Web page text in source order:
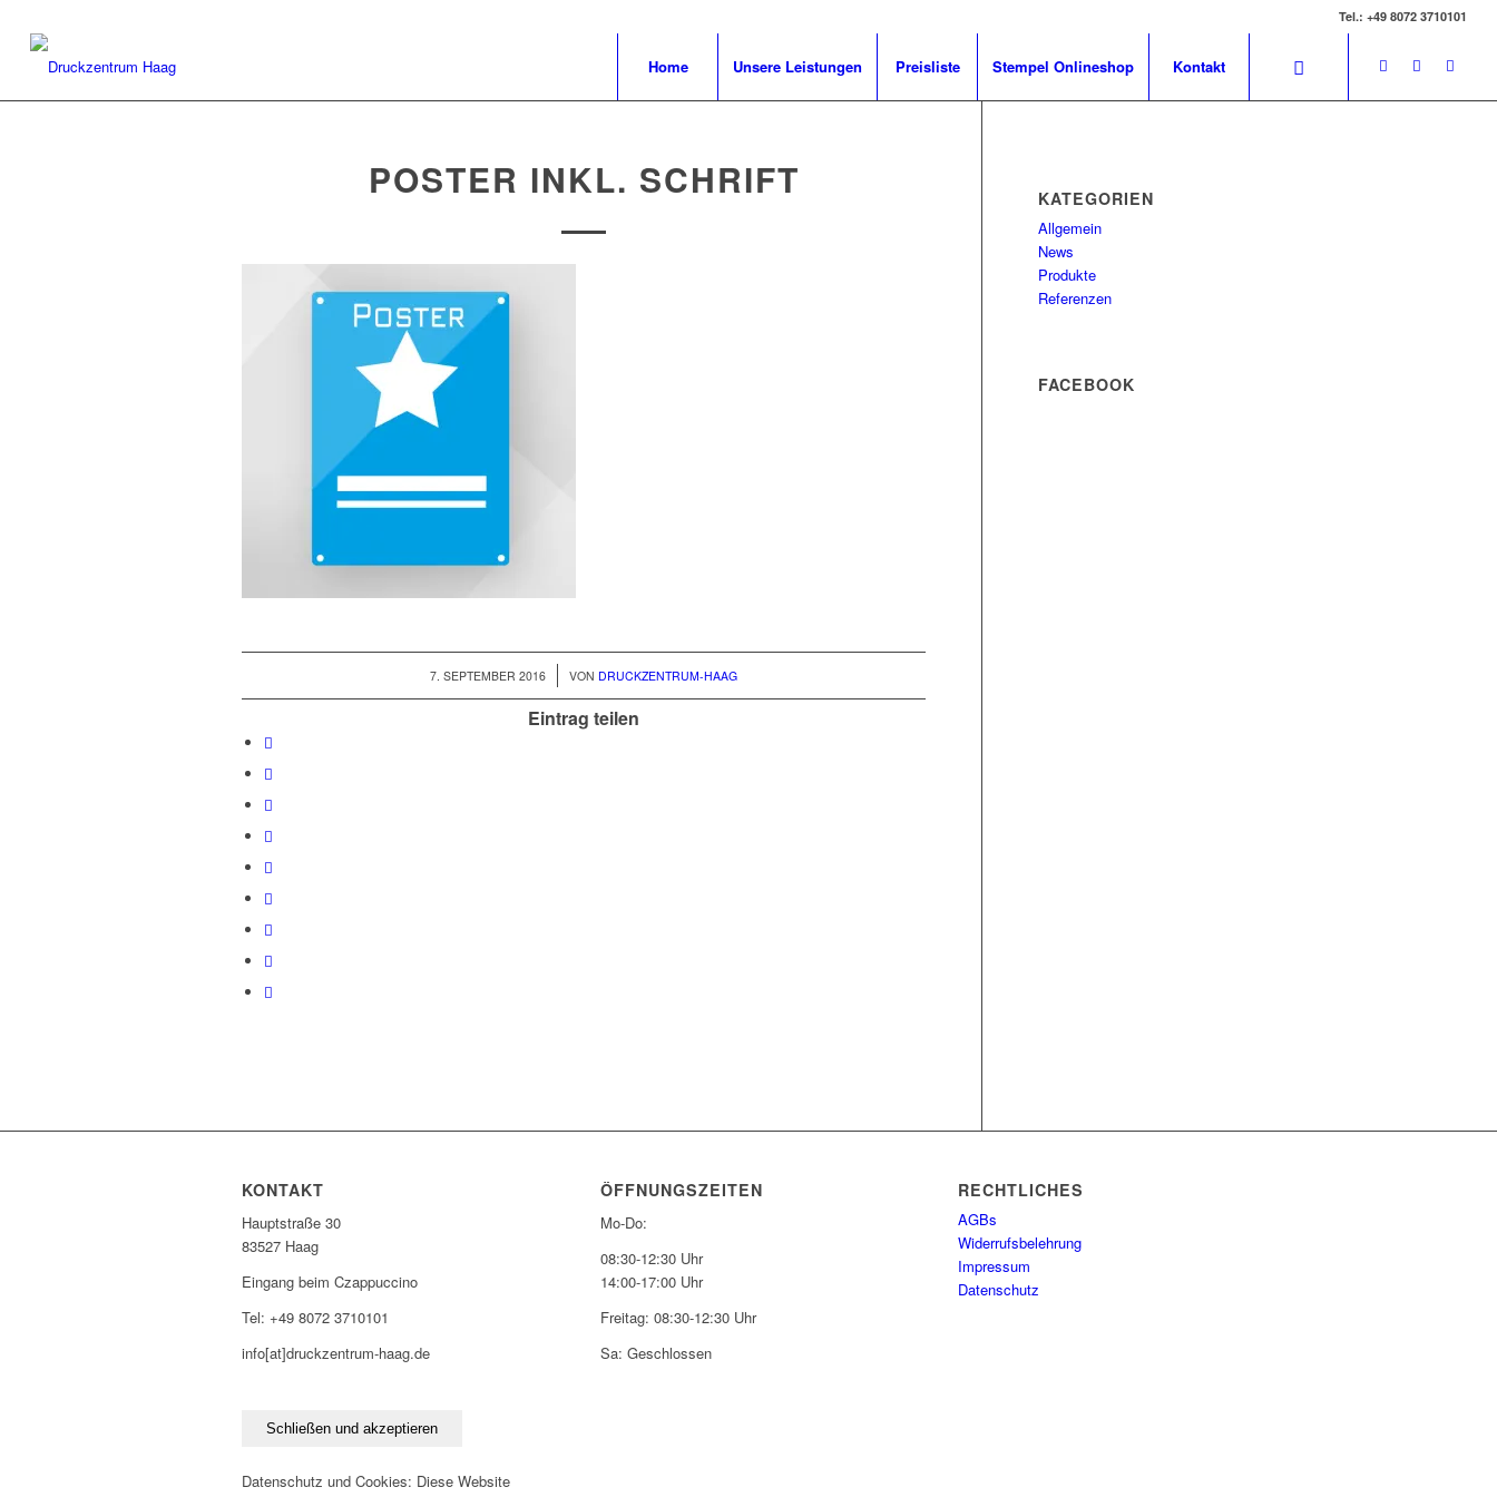
Tel.: +49 8072 3710101
Home Unsere Leistungen Preisliste Stempel Onlineshop Kontakt
POSTER INKL. SCHRIFT
7. SEPTEMBER 2016
/ VON DRUCKZENTRUM-HAAG
Eintrag teilen
KATEGORIEN
Allgemein
News
Produkte
Referenzen
FACEBOOK
KONTAKT
Hauptstraße 30
83527 Haag
Eingang beim Czappuccino
Tel: +49 8072 3710101
info[at]druckzentrum-haag.de
Datenschutz und Cookies: Diese Website
ÖFFNUNGSZEITEN
Mo-Do:
08:30-12:30 Uhr
14:00-17:00 Uhr
Freitag: 08:30-12:30 Uhr
Sa: Geschlossen
RECHTLICHES
AGBs
Widerrufsbelehrung
Impressum
Datenschutz